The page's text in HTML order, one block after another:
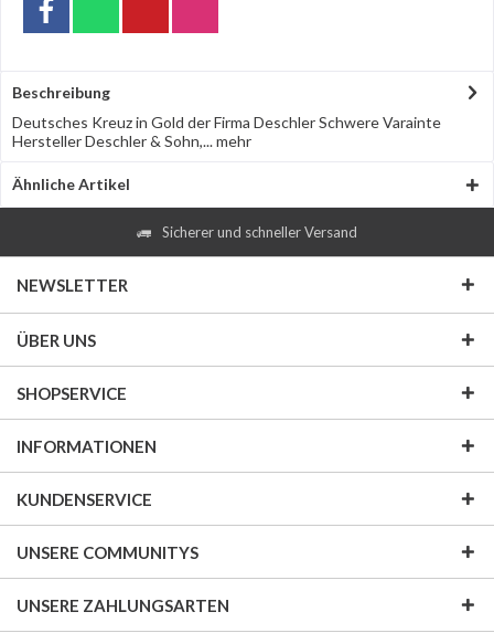
Beschreibung
Deutsches Kreuz in Gold der Firma Deschler Schwere Varainte
Hersteller Deschler & Sohn,...mehr
Ähnliche Artikel
Sicherer und schneller Versand
NEWSLETTER
ÜBER UNS
SHOPSERVICE
INFORMATIONEN
KUNDENSERVICE
UNSERE COMMUNITYS
UNSERE ZAHLUNGSARTEN